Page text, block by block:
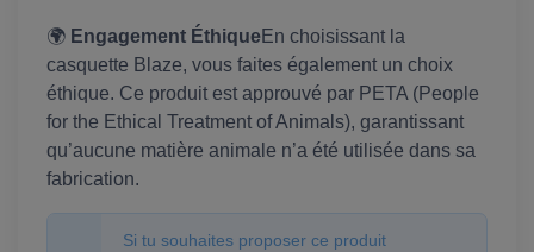
🌍 Engagement ÉthiqueEn choisissant la
casquette Blaze, vous faites également un choix
éthique. Ce produit est approuvé par PETA (People
for the Ethical Treatment of Animals), garantissant
qu’aucune matière animale n’a été utilisée dans sa
fabrication.
Si tu souhaites proposer ce produit